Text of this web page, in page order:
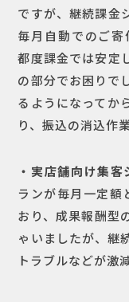
ですが、継続課金
毎月自動でのご寄
都度課金では安定
の部分でお困りで
るようになってか
り、振込の消込作
・実店舗向け集
ランが毎月一定額
おり、成果報酬型
ゃいましたが、継
トラブルなどが激